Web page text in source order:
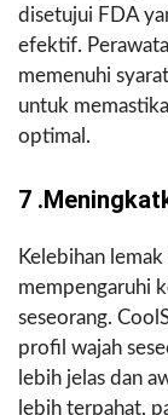
disetujui FDA
efektif.
memenuhi
untuk
optimal.
7
Kelebihan
mempengaruhi
seseorang.
profil wajah
lebih jelas dan
lebih terpahat,